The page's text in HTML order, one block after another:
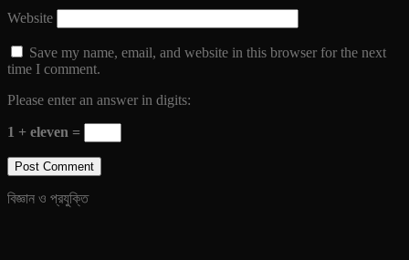
Website
Save my name, email, and website in this browser for the next
time I comment.
Please enter an answer in digits:
1 + eleven =
বিজ্ঞান ও প্রযুক্তি